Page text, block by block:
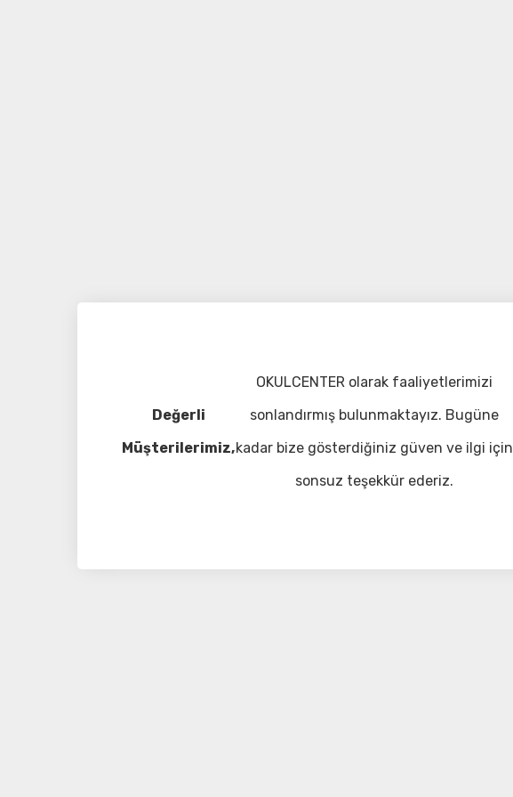
Değerli
Müşterilerimiz,
OKULCENTER olarak faaliyetlerimizi
sonlandırmış bulunmaktayız. Bugüne
kadar bize gösterdiğiniz güven ve ilgi için
sonsuz teşekkür ederiz.